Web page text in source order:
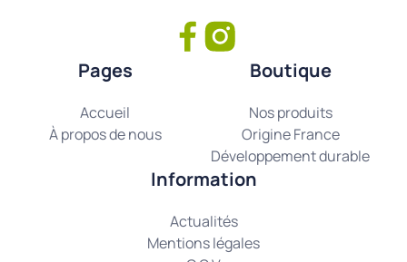
Pages
Accueil
À propos de nous
Boutique
Nos produits
Origine France
Développement durable
Information
Actualités
Mentions légales